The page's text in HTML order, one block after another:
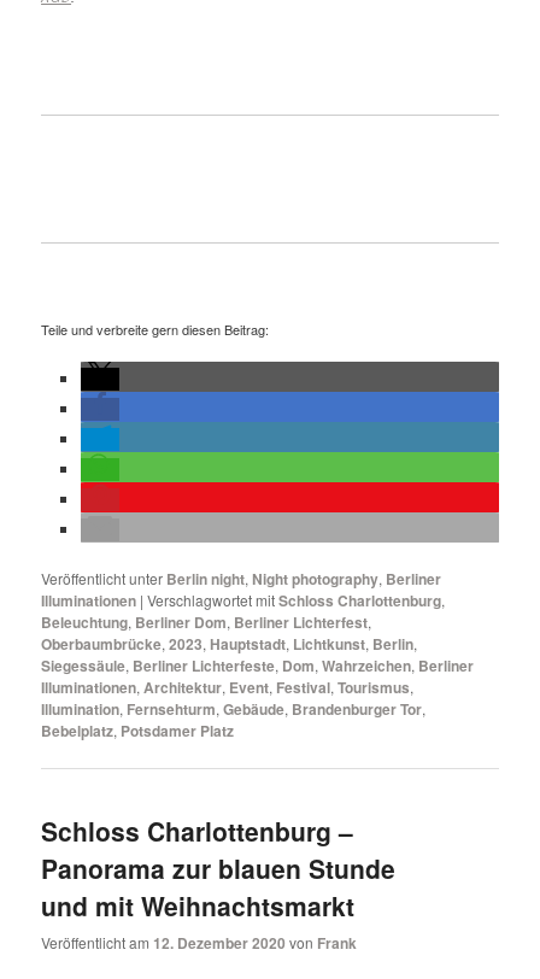
Teile und verbreite gern diesen Beitrag:
Veröffentlicht unter Berlin night, Night photography, Berliner
Illuminationen |Verschlagwortet mitSchloss Charlottenburg,
Beleuchtung, Berliner Dom, Berliner Lichterfest,
Oberbaumbrücke,2023, Hauptstadt, Lichtkunst, Berlin,
Siegessäule, Berliner Lichterfeste, Dom,Wahrzeichen, Berliner
Illuminationen,Architektur, Event, Festival,Tourismus,
Illumination, Fernsehturm,Gebäude, Brandenburger Tor,
Bebelplatz, Potsdamer Platz
Schloss Charlottenburg –
Panorama zur blauen Stunde
und mit Weihnachtsmarkt
Veröffentlicht am 12. Dezember 2020 von Frank